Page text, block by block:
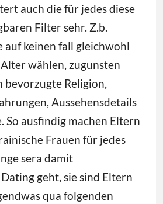
auch die für jedes diese
Filter sehr. Z.b.
auf keinen fall gleichwohl
wählen, zugunsten
bevorzugte Religion,
Aussehensdetails
So ausfindig machen Eltern
Frauen für jedes
sera damit
geht, sie sind Eltern
qua folgenden